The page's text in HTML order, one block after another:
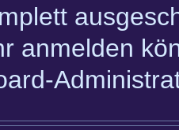
anmelden